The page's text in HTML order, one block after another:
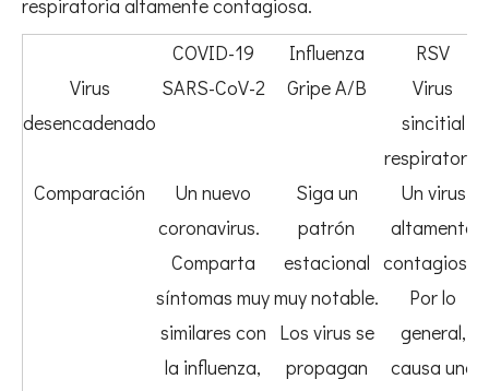
respiratoria altamente contagiosa.
COVID-19
Influenza
RSV
Virus
desencadenado
SARS-CoV-2 Gripe A/B
Virus
sincitial
respiratorio
Comparación
Un nuevo
coronavirus.
Comparta
síntomas muy
similares con
la influenza,
Siga un
patrón
estacional
muy notable.
Los virus se
propagan
Un virus
altamente
contagioso.
Por lo
general,
causa una